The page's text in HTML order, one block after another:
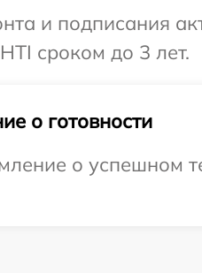
и подписания
сроком до 3 лет.
о готовности
о успешном